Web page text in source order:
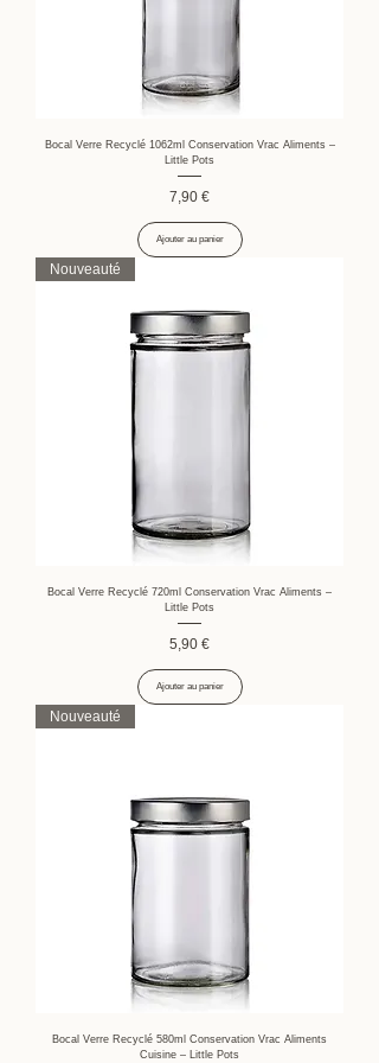
Bocal Verre Recyclé 1062ml Conservation Vrac Aliments –
Little Pots
Prix
7,90 €
Ajouter au panier
Nouveauté
Bocal Verre Recyclé 720ml Conservation Vrac Aliments –
Little Pots
Prix
5,90 €
Ajouter au panier
Nouveauté
Bocal Verre Recyclé 580ml Conservation Vrac Aliments
Cuisine – Little Pots